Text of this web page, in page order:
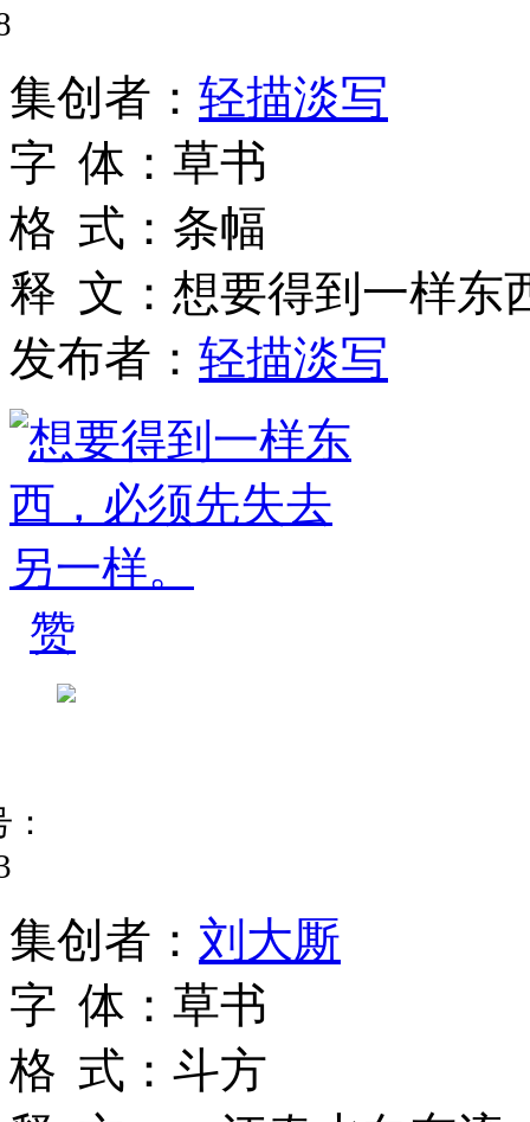
集创者 ： 轻描淡写
字 体 ： 草书
格 式 ： 条幅
释 文 ： 想要得到一样东
发布者： 轻描淡写
赞
集创者 ： 刘大厮
字 体 ： 草书
格 式 ： 斗方